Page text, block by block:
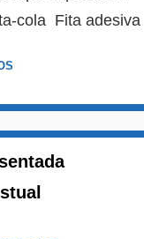
cola Fita adesiva